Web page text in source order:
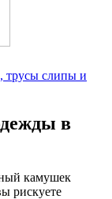
трусы слипы и
в
камушек
рискуете